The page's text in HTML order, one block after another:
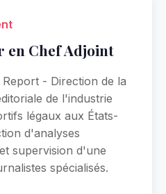
en Chef Adjoint
- Direction de la
de l'industrie
légaux aux États-
d'analyses
supervision d'une
spécialisés.